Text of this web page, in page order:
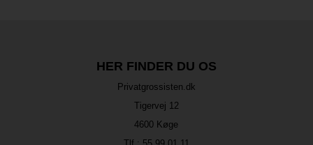
HER FINDER DU OS
Privatgrossisten.dk
Tigervej 12
4600 Køge